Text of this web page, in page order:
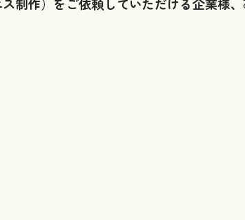
制作）をご依頼していただける企業様